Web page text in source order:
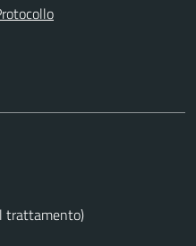
trattamento)